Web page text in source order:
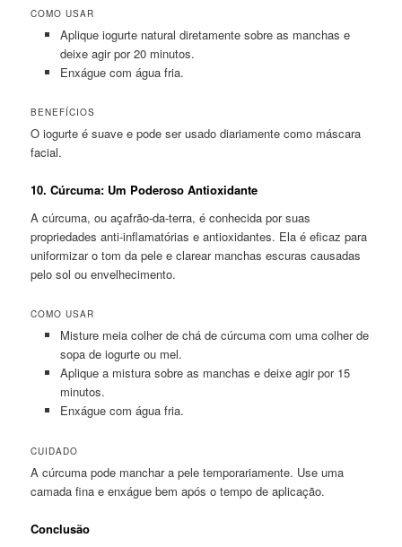
COMO USAR
Aplique iogurte natural diretamente sobre as manchas e
deixe agir por 20 minutos.
Enxágue com água fria.
BENEFÍCIOS
O iogurte é suave e pode ser usado diariamente como máscara
facial.
10.Cúrcuma: Um Poderoso Antioxidante
A cúrcuma, ou açafrão-da-terra, é conhecida por suas
propriedades anti-inflamatórias e antioxidantes. Ela é eficaz para
uniformizar o tom da pele e clarear manchas escuras causadas
pelo sol ou envelhecimento.
COMO USAR
Misture meia colher de chá de cúrcuma com uma colher de
sopa de iogurte ou mel.
Aplique a mistura sobre as manchas e deixe agir por 15
minutos.
Enxágue com água fria.
CUIDADO
A cúrcuma pode manchar a pele temporariamente. Use uma
camada fina e enxágue bem após o tempo de aplicação.
Conclusão